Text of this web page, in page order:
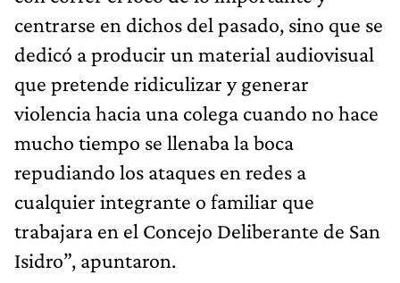
centrarse en dichos del pasado, sino que se
dedicó a producir un material audiovisual
que pretende ridiculizar y generar
violencia hacia una colega cuando no hace
mucho tiempo se llenaba la boca
repudiando los ataques en redes a
cualquier integrante o familiar que
trabajara en el Concejo Deliberante de San
Isidro”, apuntaron.